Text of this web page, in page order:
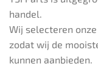
handel.
Wij selecteren
zodat wij de
kunnen aanbieden.